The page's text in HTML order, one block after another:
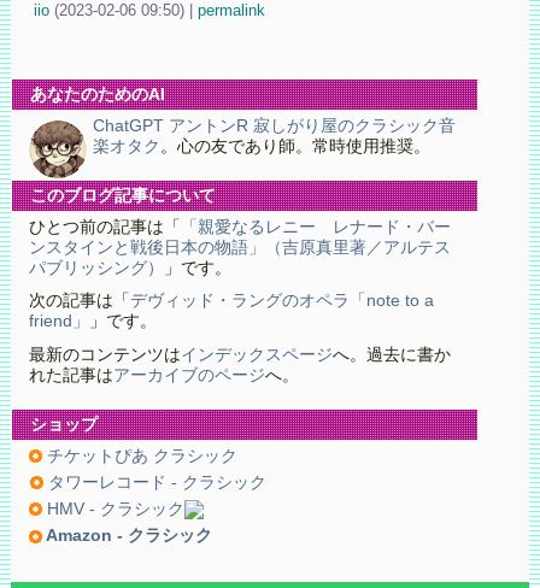
iio (2023-02-06 09:50) permalink
あなたのためのAI
ChatGPT アントンR 寂しがり屋のクラシック音
楽オタク 。心の友であり師。常時使用推奨。
このブログ記事について
ひとつ前の記事は「
「親愛なるレニー レナード・バー
ンスタインと戦後日本の物語」（吉原真里著／アルテス
パブリッシング）
」です。
次の記事は「 デヴィッド・ラングのオペラ「note to a
friend」
」です。
最新のコンテンツはインデックスページへ。過去に書か
れた記事はアーカイブのページへ。
ショップ
チケットぴあ クラシック
タワーレコード - クラシック
HMV - クラシック
Amazon - クラシック